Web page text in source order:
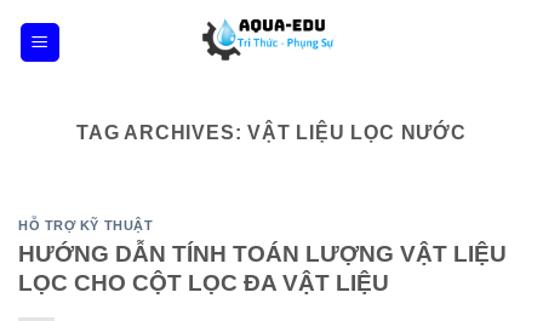
TAG ARCHIVES:VẬT LIỆU LỌC NƯỚC
HỖ TRỢ KỸ THUẬT
HƯỚNG DẪN TÍNH TOÁN LƯỢNG VẬT LIỆU
LỌC CHO CỘT LỌC ĐA VẬT LIỆU